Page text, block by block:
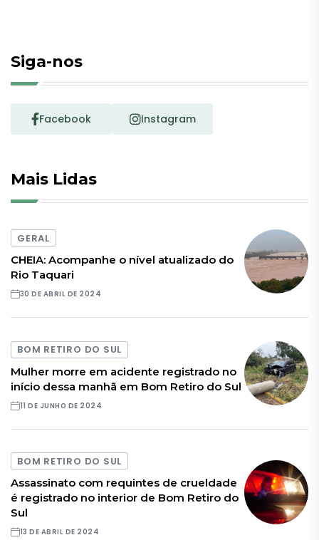
Siga-nos
Facebook Instagram
Mais Lidas
GERAL
CHEIA: Acompanhe o nível atualizado do
Rio Taquari
30 DE ABRIL DE 2024
BOM RETIRO DO SUL
Mulher morre em acidente registrado no
início dessa manhã em Bom Retiro do Sul
11 DE JUNHO DE 2024
BOM RETIRO DO SUL
Assassinato com requintes de crueldade
é registrado no interior de Bom Retiro do
Sul
13 DE ABRIL DE 2024